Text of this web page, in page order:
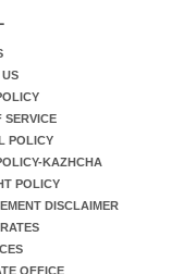
SERVICE
POLICY
KAZHCHA
POLICY
DISCLAIMER
OFFICE